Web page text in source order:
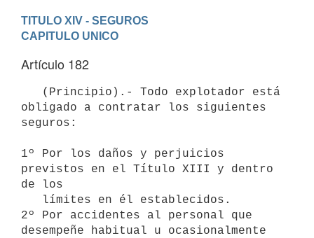
TITULO XIV - SEGUROS
CAPITULO UNICO
Artículo 182
obligado a contratar los siguientes
seguros:
1º Por los daños y perjuicios
previstos en el Título XIII y dentro
de los
2º Por accidentes al personal que
desempeñe habitual u ocasionalmente